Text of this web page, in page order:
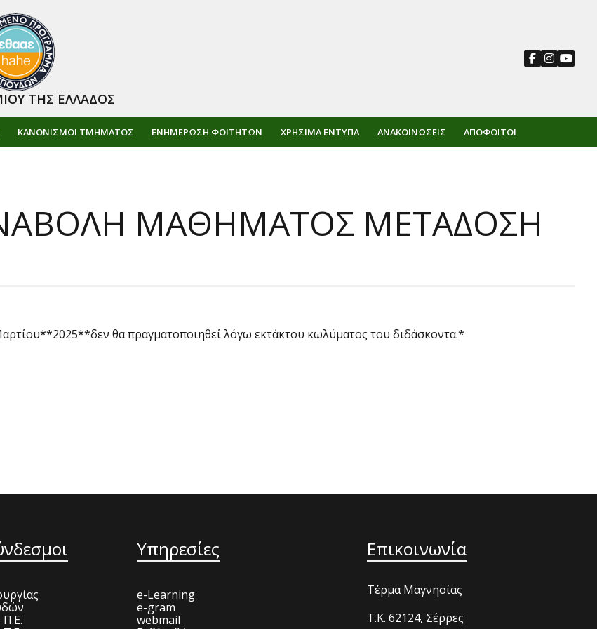
ΚΑΝΟΝΙΣΜΟΙ ΤΜΗΜΑΤΟΣ ΕΝΗΜΈΡΩΣΗ ΦΟΙΤΗΤΏΝ ΧΡΉΣΙΜΑ ΈΝΤΥΠΑ ΑΝΑΚΟΙΝΏΣΕΙΣ ΑΠΌΦΟΙΤΟΙ
ΤΗΣ ΕΛΛΑΔΟΣ
ΜΑΘΗΜΑΤΟΣ ΜΕΤΑΔΟΣΗ
θα πραγματοποιηθεί λόγω εκτάκτου κωλύματος του διδάσκοντα.*
Υπηρεσίες
e-Learning
e-gram
webmail
Επικοινωνία
Τέρμα Μαγνησίας
T.K. 62124, Σέρρες